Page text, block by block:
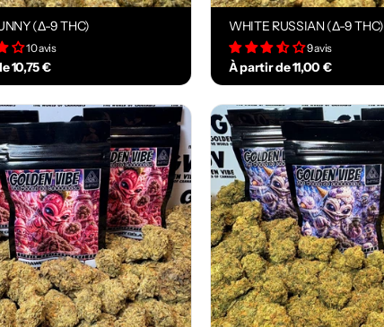
(Δ-9 THC)
10 avis
10,75 €
WHITE RUSSIAN (Δ-9 THC)
9 avis
À partir de 11,00 €